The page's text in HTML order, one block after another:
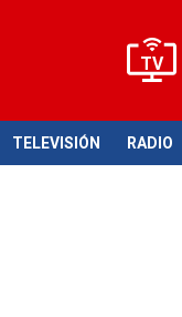
TELEVISIÓN RADIO